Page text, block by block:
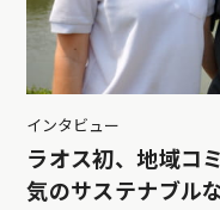
インタビュー
ラオス初、地域コ
気のサステナブル